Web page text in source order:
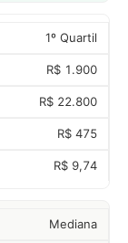
1º Quartil
R$ 1.900
R$ 22.800
R$ 475
R$ 9,74
Mediana